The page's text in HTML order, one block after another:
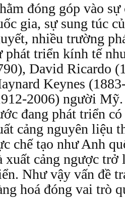
đóng góp vào
gia, sự sung túc
nhiều trường
phát triển kính tế
David Ricardo
Keynes
2006) người
đang phát triển
cảng nguyên liệu
chế tạo như Anh
xuất cảng ngược trở
Như vậy vấn đề
hoá đóng vai trò